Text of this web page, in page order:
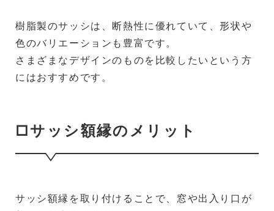
樹脂製のサッシは、断熱性に優れていて、形状や
色のバリエーションも豊富です。
さまざまなデザインのものを比較したいという方
にはおすすめです。
□サッシ額縁のメリット
サッシ額縁を取り付けることで、窓や出入り口が